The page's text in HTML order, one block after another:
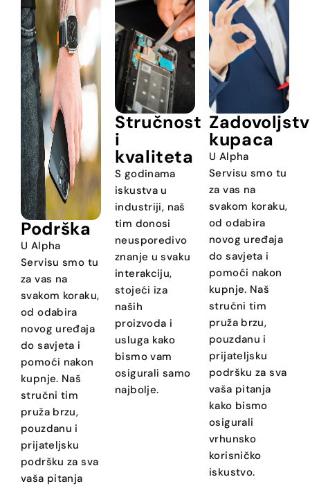
Podrška
U Alpha
Servisu smo tu
za vas na
svakom koraku,
od odabira
novog uređaja
do savjeta i
pomoći nakon
kupnje. Naš
stručni tim
pruža brzu,
pouzdanu i
prijateljsku
podršku za sva
vaša pitanja
Stručnost
i
kvaliteta
S godinama
iskustva u
industriji, naš
tim donosi
neusporedivo
znanje u svaku
interakciju,
stojeći iza
naših
proizvoda i
usluga kako
bismo vam
osigurali samo
najbolje.
kupaca
U Alpha
Servisu smo tu
za vas na
svakom koraku,
od odabira
novog uređaja
do savjeta i
pomoći nakon
kupnje. Naš
stručni tim
pruža brzu,
pouzdanu i
prijateljsku
podršku za sva
vaša pitanja
kako bismo
osigurali
vrhunsko
korisničko
iskustvo.